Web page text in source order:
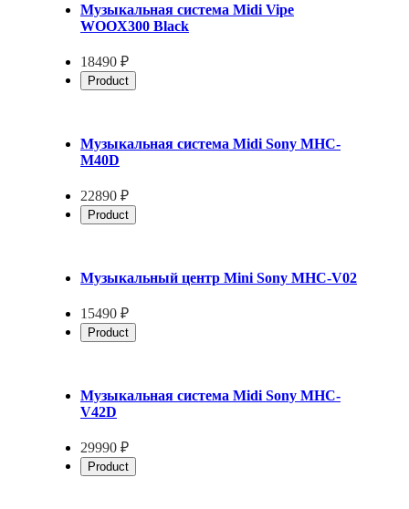
Музыкальная система Midi Vipe
WOOX300 Black
18490 ₽
Product
Музыкальная система Midi Sony MHC-
M40D
22890 ₽
Product
Музыкальный центр Mini Sony MHC-V02
15490 ₽
Product
Музыкальная система Midi Sony MHC-
V42D
29990 ₽
Product